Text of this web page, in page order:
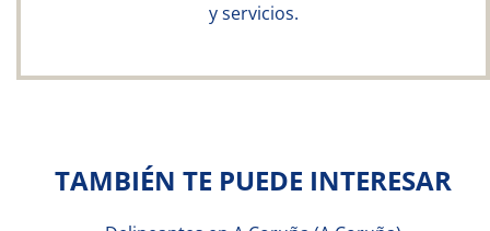
y servicios.
TAMBIÉN TE PUEDE INTERESAR